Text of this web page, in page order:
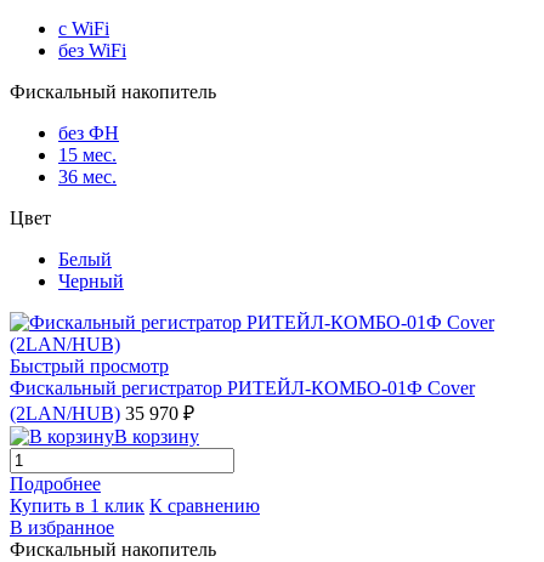
с WiFi
без WiFi
Фискальный накопитель
без ФН
15 мес.
36 мес.
Цвет
Белый
Черный
Быстрый просмотр
Фискальный регистратор РИТЕЙЛ-КОМБО-01Ф Cover
(2LAN/HUB) 35 970 ₽
В корзину
Подробнее
Купить в 1 клик К сравнению
В избранное
Фискальный накопитель